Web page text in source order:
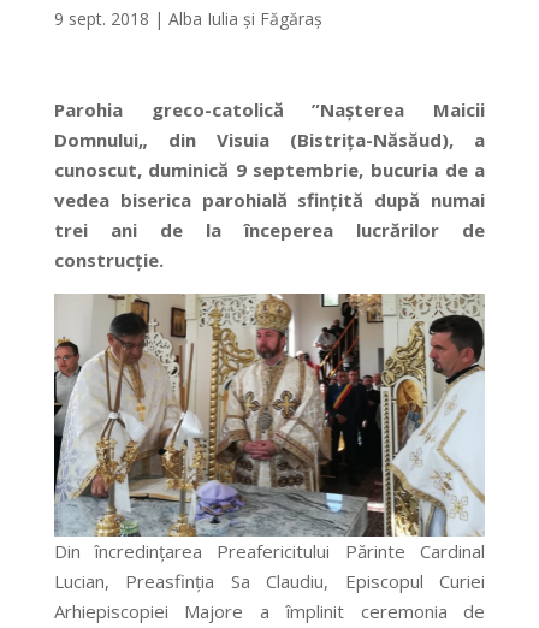
9 sept. 2018 | Alba Iulia şi Făgăraş
Parohia greco-catolică ”Nașterea Maicii
Domnului„ din Visuia (Bistrița-Năsăud), a
cunoscut, duminică 9 septembrie, bucuria de a
vedea biserica parohială sfințită după numai
trei ani de la începerea lucrărilor de
construcție.
Din încredințarea Preafericitului Părinte Cardinal
Lucian, Preasfinția Sa Claudiu, Episcopul Curiei
Arhiepiscopiei Majore a împlinit ceremonia de